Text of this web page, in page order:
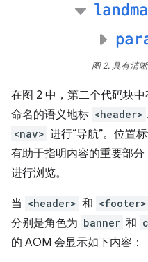
图 2. 具有清
在图 2 中，第二个代码块
命名的语义地标 <header>
<nav> 进行“导航”。位置
有助于指明内容的重要部
进行浏览。
当 <header> 和 <footer>
分别是角色为 banner 和
的 AOM 会显示如下内容：